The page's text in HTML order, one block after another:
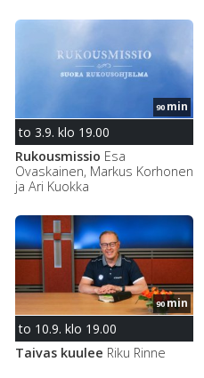
90 min
to 3.9. klo 19.00
Rukousmissio Esa
Ovaskainen, Markus Korhonen
ja Ari Kuokka
90min
to 10.9. klo 19.00
Taivas kuulee Riku Rinne